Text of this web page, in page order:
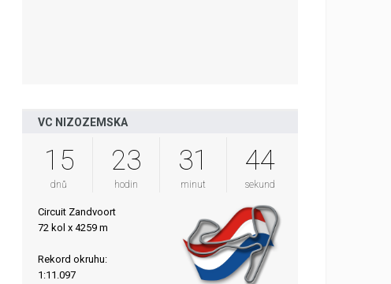
VC NIZOZEMSKA
15
dnů
23
hodin
31
minut
43
sekund
Circuit Zandvoort
72 kol x 4259 m
Rekord okruhu:
1:11.097